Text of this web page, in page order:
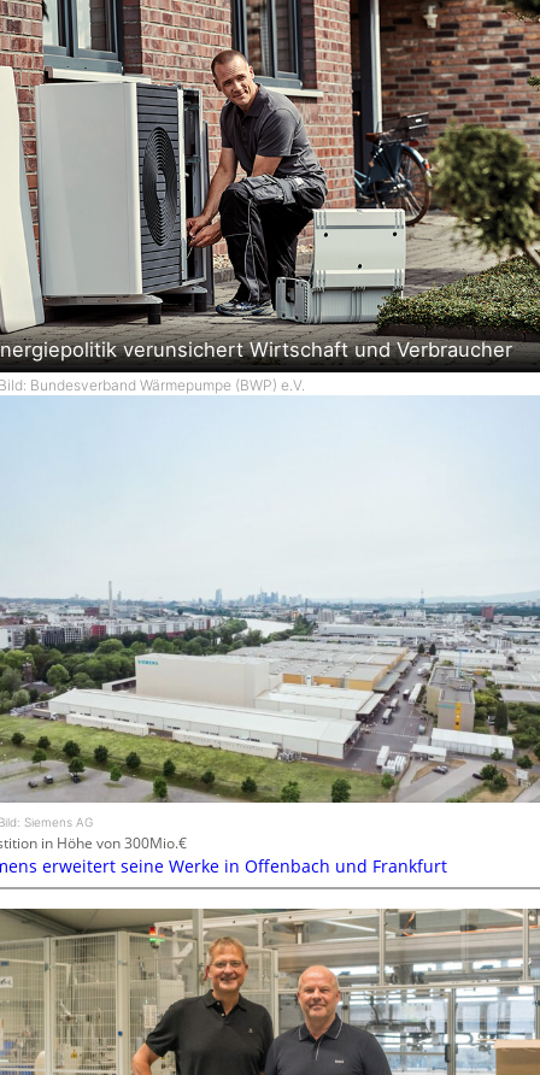
verunsichert Wirtschaft und Verbraucher
Bundesverband Wärmepumpe (BWP) e.V.
Siemens AG
in Höhe von 300Mio.€
erweitert seine Werke in Offenbach und Frankfurt